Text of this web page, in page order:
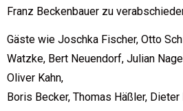
Franz Beckenbauer zu
Gäste wie Joschka Fischer, Otto
Watzke, Bert Neuendorf, Julian
Oliver Kahn,
Boris Becker, Thomas Häßler, Dieter